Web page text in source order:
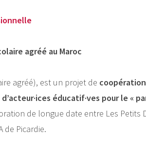
agréé au Maroc
agréé), est un projet de
éducatif·ves pour le «
de longue date entre Les Petits
de Picardie.